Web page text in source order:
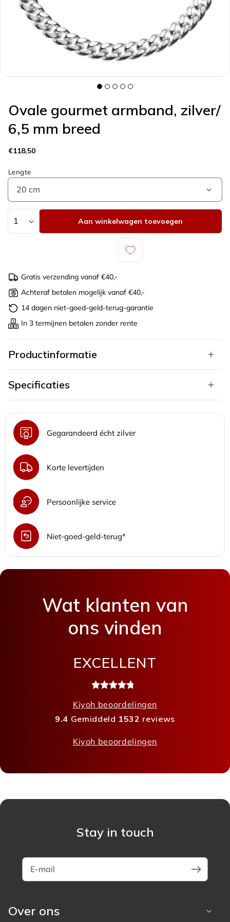
Ovale gourmet armband, zilver/
6,5 mm breed
Normale
€118,50
Lengte
Aantal
Aan winkelwagen toevoegen
Gratis verzending vanaf €40,-
Achteraf betalen mogelijk vanaf €40,-
14 dagen niet-goed-geld-terug-garantie
In 3 termijnen betalen zonder rente
Productinformatie
Specificaties
Gegarandeerd écht zilver
Korte levertijden
Persoonlijke service
Niet-goed-geld-terug*
Wat klanten van
ons vinden
EXCELLENT
Kiyoh beoordelingen
9.4 Gemiddeld 1532 reviews
Kiyoh beoordelingen
Stay in touch
E-mail
Over ons